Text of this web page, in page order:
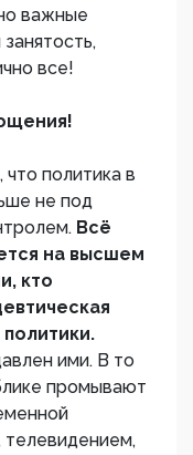
важные
все!
политика в
не под
Всё
на высшем
кто
ими. В то
промывают
телевидением,